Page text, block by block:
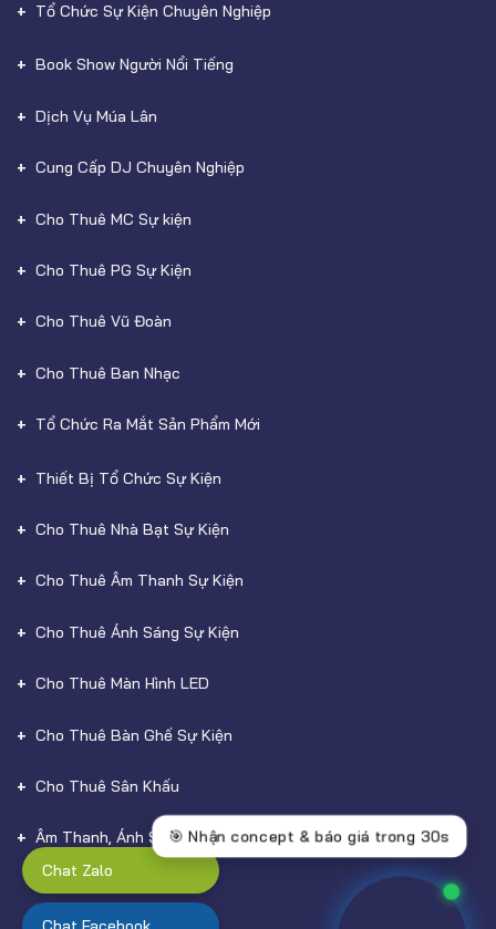
Tổ Chức Sự Kiện Chuyên Nghiệp
Book Show Người Nổi Tiếng
Dịch Vụ Múa Lân
Cung Cấp DJ Chuyên Nghiệp
Cho Thuê MC Sự kiện
Cho Thuê PG Sự Kiện
Cho Thuê Vũ Đoàn
Cho Thuê Ban Nhạc
Tổ Chức Ra Mắt Sản Phẩm Mới
Thiết Bị Tổ Chức Sự Kiện
Cho Thuê Nhà Bạt Sự Kiện
Cho Thuê Âm Thanh Sự Kiện
Cho Thuê Ánh Sáng Sự Kiện
Cho Thuê Màn Hình LED
Cho Thuê Bàn Ghế Sự Kiện
Cho Thuê Sân Khấu
Âm Thanh, Ánh Sáng
Chat Zalo